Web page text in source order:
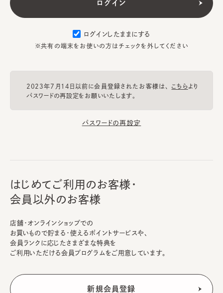
ログインしたままにする
※共有の端末をお使いの方はチェックを外してください
2023年7月14日以前に会員登録されたお客様は、 こちらより
パスワードの再設定をお願いいたします。
パスワードの再設定
はじめてご利用のお客様・
会員以外のお客様
店舗・オンラインショップでの
お買いもので貯まる・使えるポイントサービスや、
会員ランクに応じたさまざまな特典を
ご利用いただける会員プログラムをご用意しています。